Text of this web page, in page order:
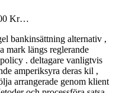
Kr…
bankinsättning alternativ ,
mark längs reglerande
. deltagare vanligtvis
amperiksyra deras kil ,
arrangerade genom klient